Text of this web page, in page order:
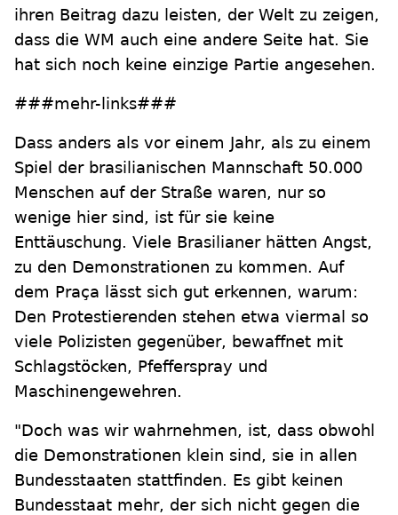
ihren Beitrag dazu leisten, der Welt zu zeigen,
dass die WM auch eine andere Seite hat. Sie
hat sich noch keine einzige Partie angesehen.
###mehr-links###
Dass anders als vor einem Jahr, als zu einem
Spiel der brasilianischen Mannschaft 50.000
Menschen auf der Straße waren, nur so
wenige hier sind, ist für sie keine
Enttäuschung. Viele Brasilianer hätten Angst,
zu den Demonstrationen zu kommen. Auf
dem Praça lässt sich gut erkennen, warum:
Den Protestierenden stehen etwa viermal so
viele Polizisten gegenüber, bewaffnet mit
Schlagstöcken, Pfefferspray und
Maschinengewehren.
"Doch was wir wahrnehmen, ist, dass obwohl
die Demonstrationen klein sind, sie in allen
Bundesstaaten stattfinden. Es gibt keinen
Bundesstaat mehr, der sich nicht gegen die